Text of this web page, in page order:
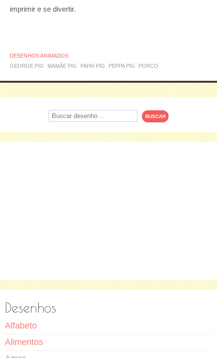
imprimir e se divertir.
DESENHOS ANIMADOS
GEORGE PIG
MAMÃE PIG PAPAI PIG PEPPA PIG PORCO
Procurar
Desenhos
Alfabeto
Alimentos